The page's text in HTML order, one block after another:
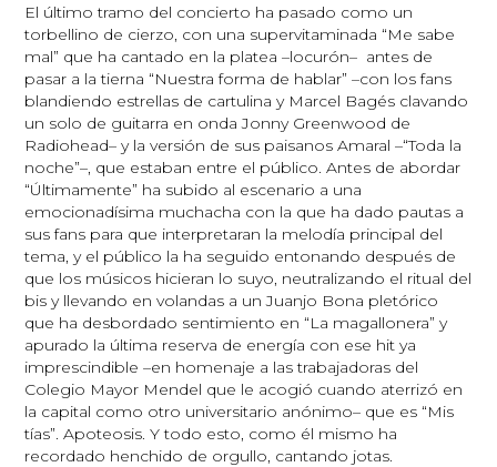
El último tramo del concierto ha pasado como un
torbellino de cierzo, con una supervitaminada “Me sabe
mal” que ha cantado en la platea –locurón– antes de
pasar a la tierna “Nuestra forma de hablar” –con los fans
blandiendo estrellas de cartulina y Marcel Bagés clavando
un solo de guitarra en onda Jonny Greenwood de
Radiohead– y la versión de sus paisanos Amaral –“Toda la
noche”–, que estaban entre el público. Antes de abordar
“Últimamente” ha subido al escenario a una
emocionadísima muchacha con la que ha dado pautas a
sus fans para que interpretaran la melodía principal del
tema, y el público la ha seguido entonando después de
que los músicos hicieran lo suyo, neutralizando el ritual del
bis y llevando en volandas a un Juanjo Bona pletórico
que ha desbordado sentimiento en “La magallonera” y
apurado la última reserva de energía con ese hit ya
imprescindible –en homenaje a las trabajadoras del
Colegio Mayor Mendel que le acogió cuando aterrizó en
la capital como otro universitario anónimo– que es “Mis
tías”. Apoteosis. Y todo esto, como él mismo ha
recordado henchido de orgullo, cantando jotas.